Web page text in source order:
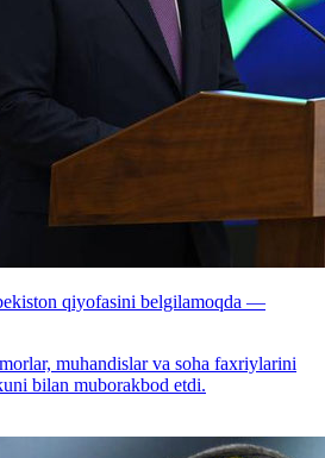
qiyofasini belgilamoqda —
muhandislar va soha faxriylarini
bilan muborakbod etdi.